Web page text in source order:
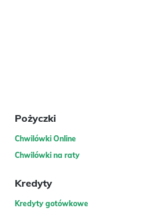
Pożyczki
Chwilówki Online
Chwilówki na raty
Kredyty
Kredyty gotówkowe